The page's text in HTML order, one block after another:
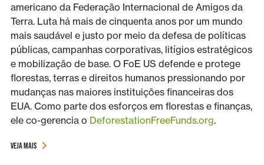
americano da Federação Internacional de Amigos da
Terra. Luta há mais de cinquenta anos por um mundo
mais saudável e justo por meio da defesa de políticas
públicas, campanhas corporativas, litígios estratégicos
e mobilização de base. O FoE US defende e protege
florestas, terras e direitos humanos pressionando por
mudanças nas maiores instituições financeiras dos
EUA. Como parte dos esforços em florestas e finanças,
ele co-gerencia o DeforestationFreeFunds.org.
VEJA MAIS